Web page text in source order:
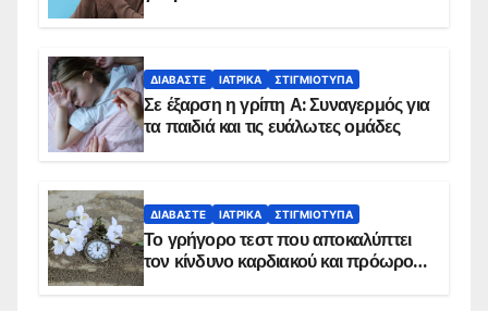
ΔΙΑΒΆΣΤΕ ΙΑΤΡΙΚΆ ΣΤΙΓΜΙΌΤΥΠΑ
Σε έξαρση η γρίπη Α: Συναγερμός για
τα παιδιά και τις ευάλωτες ομάδες
ΔΙΑΒΆΣΤΕ ΙΑΤΡΙΚΆ ΣΤΙΓΜΙΌΤΥΠΑ
Το γρήγορο τεστ που αποκαλύπτει
τον κίνδυνο καρδιακού και πρόωρου